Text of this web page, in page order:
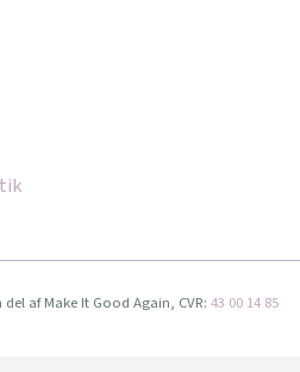
af Make It Good Again, CVR: 43 00 14 85